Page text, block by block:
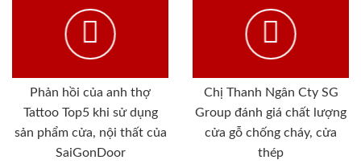
Phản hồi của anh thợ
Tattoo Top5 khi sử dụng
sản phẩm cửa, nội thất của
SaiGonDoor
Chị Thanh Ngân Cty SG
Group đánh giá chất lượng
cửa gỗ chống cháy, cửa
thép